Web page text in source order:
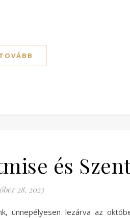
TOVÁBB
és
28, 2023
ünnepélyesen lezárva az